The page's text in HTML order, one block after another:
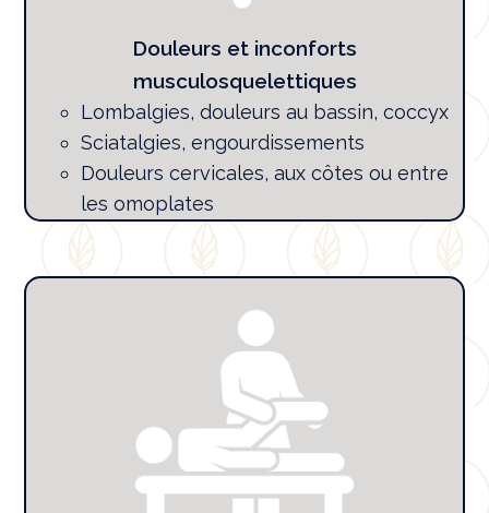
Douleurs et inconforts
musculosquelettiques
Lombalgies, douleurs au bassin, coccyx
Sciatalgies, engourdissements
Douleurs cervicales, aux côtes ou entre
les omoplates